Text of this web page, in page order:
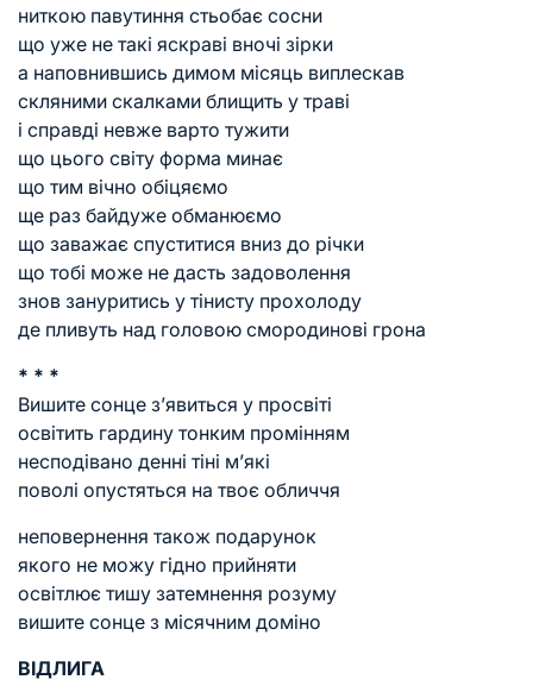
ниткою павутиння стьобає сосни
що уже не такі яскраві вночі зірки
а наповнившись димом місяць виплескав
скляними скалками блищить у траві
і справді невже варто тужити
що цього світу форма минає
що тим вічно обіцяємо
ще раз байдуже обманюємо
що заважає спуститися вниз до річки
що тобі може не дасть задоволення
знов зануритись у тінисту прохолоду
де пливуть над головою смородинові грона
* * *
Вишите сонце з’явиться у просвіті
освітить гардину тонким промінням
несподівано денні тіні м’які
поволі опустяться на твоє обличчя
неповернення також подарунок
якого не можу гідно прийняти
освітлює тишу затемнення розуму
вишите сонце з місячним доміно
ВІДЛИГА